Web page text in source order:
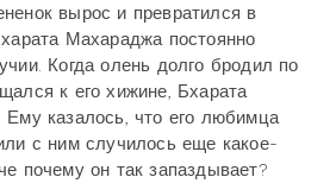
вырос и превратился в
Махараджа постоянно
Когда олень долго бродил по
к его хижине, Бхарата
Ему казалось, что его любимца
с ним случилось еще какое-
почему он так запаздывает?